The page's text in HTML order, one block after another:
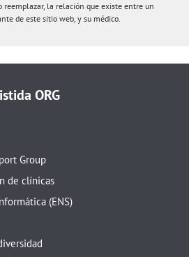
reemplazar, la relación que existe entre un
de este sitio web, y su médico.
ORG
Group
de clínicas
(ENS)